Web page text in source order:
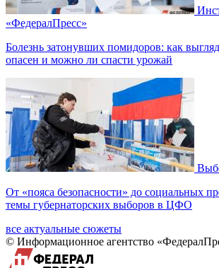
«ФедералПресс»
Болезнь затонувших помидоров: как
опасен и можно ли спасти урожай
От «пояса безопасности» до социальных
темы губернаторских выборов в ЦФО
все актуальные сюжеты
© Информационное агентство